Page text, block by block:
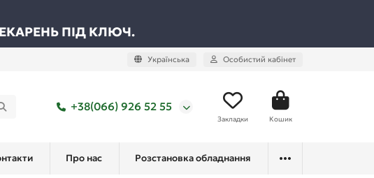
ПІД КЛЮЧ.
Українська Особистий кабінет
+38(066) 926 52 55
Закладки Кошик
Про нас Розстановка обладнання